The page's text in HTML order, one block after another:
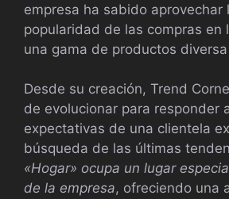
empresa ha sabido aprovechar
popularidad de las compras en
una gama de productos
Desde su creación, Trend
de evolucionar para responder
expectativas de una clientela
búsqueda de las últimas
«Hogar» ocupa un lugar
de la empresa, ofreciendo una